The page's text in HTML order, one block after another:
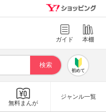
ガイド 本棚
初めて
無料まんが
ジャンル一覧